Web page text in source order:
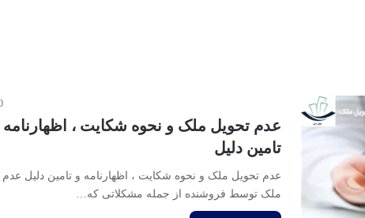
عدم تحویل ملک و نحوه شکایت ، اظهارنامه
تامین دلیل
عدم تحویل ملک و نحوه شکایت ، اظهارنامه و تامین دلیل عدم
ملک توسط فروشنده از جمله مشکلاتی که…